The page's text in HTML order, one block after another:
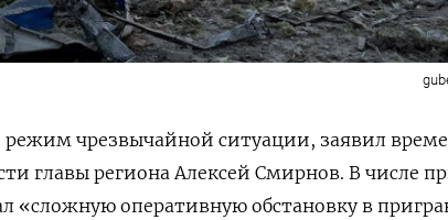
режим чрезвычайной ситуации, заявил
главы региона Алексей Смирнов. В числе
«сложную оперативную обстановку в